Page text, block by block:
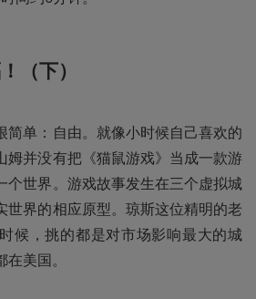
（下）
简单：自由。就像小时候自己喜欢的
姆并没有把《猫鼠游戏》当成一款游
个世界。游戏故事发生在三个虚拟城
世界的相应原型。琼斯这位精明的老
候，挑的都是对市场影响最大的城
美国。